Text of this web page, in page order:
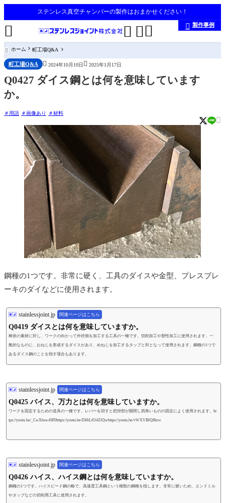
ステンレス真空チャンバーの製作はおまかせください！
 
  製作事例
 ホーム 町工場Q&A
町工場Q&A  2024年10月10日  2025年1月17日
Q0427 ダイス鋼とは何を意味しています
か。
用語 画像あり 材料

鋼種の1つです。非常に硬く、工具のダイスや金型、プレスブレ
ーキのダイなどに使用されます。
stainlessjoint.jp 関連ページはこちら
Q0419 ダイスとは何を意味していますか。
棒状の素材に対し、ワークの向かって外径側を加工する工具の一種です。切削加工や塑性加工に使用されます。一
般的なものに、おねじを形成するダイスがあり、めねじを加工するタップと対となって使用されます。鋼種の1つで
あるダイス鋼のことを指す場合もあります。
stainlessjoint.jp 関連ページはこちら
Q0425 バイス、万力とは何を意味していますか。
ワークを固定するための道具の一種です。レバーを回すと把持部が開閉し四角いものの固定によく使用されます。ht
tps://youtu.be/_CwXhsw4SF0https://youtu.be/DHtLfO4ZIQwhttps://youtu.be/vWXVBfQ8hrw
stainlessjoint.jp 関連ページはこちら
Q0426 ハイス、ハイス鋼とは何を意味していますか。
鋼種の1つです。ハイスピード鋼の略で、高速度工具鋼という種類の鋼種を指します。非常に硬いため、エンドミル
やタップなどの切削用工具に使用されます。